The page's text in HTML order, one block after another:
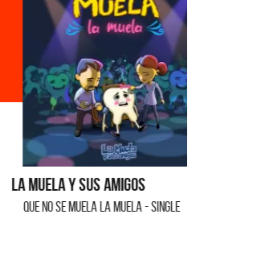
y Sus Amigos
SE MUELA LA MUELA - SINGLE